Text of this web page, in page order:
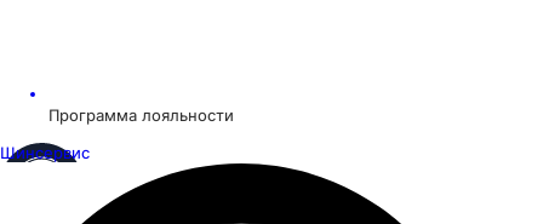
Программа лояльности
Шинсервис